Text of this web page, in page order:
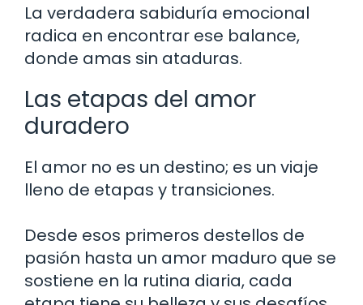
La verdadera sabiduría emocional
radica en encontrar ese balance,
donde amas sin ataduras.
Las etapas del amor
duradero
El amor no es un destino; es un viaje
lleno de etapas y transiciones.
Desde esos primeros destellos de
pasión hasta un amor maduro que se
sostiene en la rutina diaria, cada